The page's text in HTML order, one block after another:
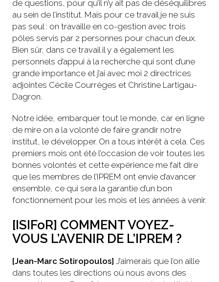
de questions, pour qu’il n’y ait pas de déséquilibres
au sein de l’institut. Mais pour ce travail je ne suis
pas seul : on travaille en co-gestion avec trois
pôles servis par 2 personnes pour chacun d’eux.
Bien sûr, dans ce travail il y a également les
personnels d’appui à la recherche qui sont d’une
grande importance et j’ai avec moi 2 directrices
adjointes Cécile Courrèges et Christine Lartigau-
Dagron.
Notre idée, embarquer tout le monde, car en ligne
de mire on a la volonté de faire grandir notre
institut, le développer. On a tous intérêt à cela. Ces
premiers mois ont été l’occasion de voir toutes les
bonnes volontés et cette expérience me fait dire
que les membres de l’IPREM ont envie d’avancer
ensemble, ce qui sera la garantie d’un bon
fonctionnement pour les mois et les années à venir.
[ISIFoR] COMMENT VOYEZ-
VOUS L’AVENIR DE L’IPREM ?
[Jean-Marc Sotiropoulos] J’aimerais que l’on aille
dans toutes les directions où nous avons des